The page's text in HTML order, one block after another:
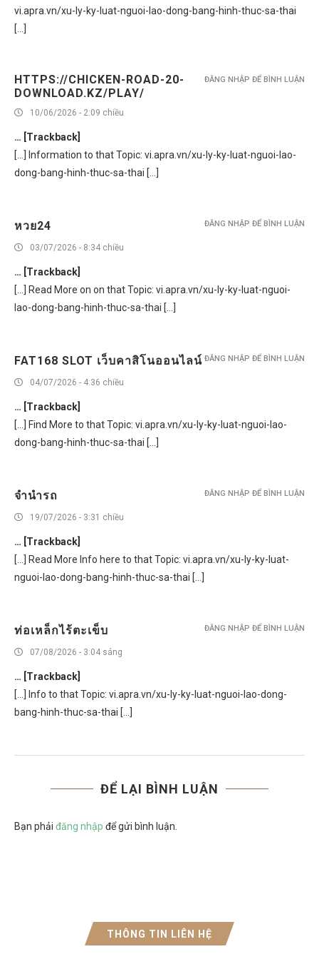
vi.apra.vn/xu-ly-ky-luat-nguoi-lao-dong-bang-hinh-thuc-sa-thai
[…]
HTTPS://CHICKEN-ROAD-20-
DOWNLOAD.KZ/PLAY/
10/06/2026 - 2:09 chiều
… [Trackback]
[…] Information to that Topic: vi.apra.vn/xu-ly-ky-luat-nguoi-lao-
dong-bang-hinh-thuc-sa-thai […]
ĐĂNG NHẬP ĐỂ BÌNH LUẬN
หวย24
03/07/2026 - 8:34 chiều
… [Trackback]
[…] Read More on on that Topic: vi.apra.vn/xu-ly-ky-luat-nguoi-
lao-dong-bang-hinh-thuc-sa-thai […]
ĐĂNG NHẬP ĐỂ BÌNH LUẬN
FAT168 SLOT เว็บคาสิโนออนไลน์
04/07/2026 - 4:36 chiều
… [Trackback]
[…] Find More to that Topic: vi.apra.vn/xu-ly-ky-luat-nguoi-lao-
dong-bang-hinh-thuc-sa-thai […]
ĐĂNG NHẬP ĐỂ BÌNH LUẬN
จำนำรถ
19/07/2026 - 3:31 chiều
… [Trackback]
[…] Read More Info here to that Topic: vi.apra.vn/xu-ly-ky-luat-
nguoi-lao-dong-bang-hinh-thuc-sa-thai […]
ĐĂNG NHẬP ĐỂ BÌNH LUẬN
ท่อเหล็กไร้ตะเข็บ
07/08/2026 - 3:04 sáng
… [Trackback]
[…] Info to that Topic: vi.apra.vn/xu-ly-ky-luat-nguoi-lao-dong-
bang-hinh-thuc-sa-thai […]
ĐĂNG NHẬP ĐỂ BÌNH LUẬN
ĐỂ LẠI BÌNH LUẬN
Bạn phải đăng nhập để gửi bình luận.
THÔNG TIN LIÊN HỆ